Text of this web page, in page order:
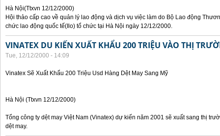
Hà Nội(Ttxvn 12/12/2000)
Hội thảo cấp cao về quản lý lao động và dịch vụ việc làm do Bộ Lao động
chức lao động quốc tế(Ilo) tổ chức tại Hà Nội ngày 12/12/2000.
VINATEX DU KIẾN XUẤT KHẨU 200 TRIỆU VÀO THỊ
Tue, 12/12/2000 - 14:09
Vinatex Sẽ Xuất Khẩu 200 Triệu Usd Hàng Dệt May Sang Mỹ
Hà Nội (Ttxvn 12/12/2000)
Tổng công ty dệt may Việt Nam (Vinatex) dự kiến năm 2001 sẽ xuất sang thị
dệt may.